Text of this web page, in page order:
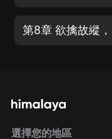
第8章 欲擒故縱
選擇您的地區